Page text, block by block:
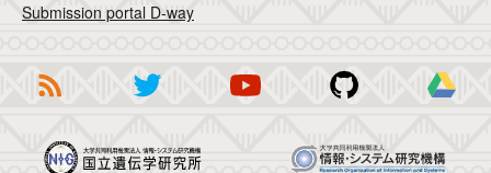
Submission portal D-way